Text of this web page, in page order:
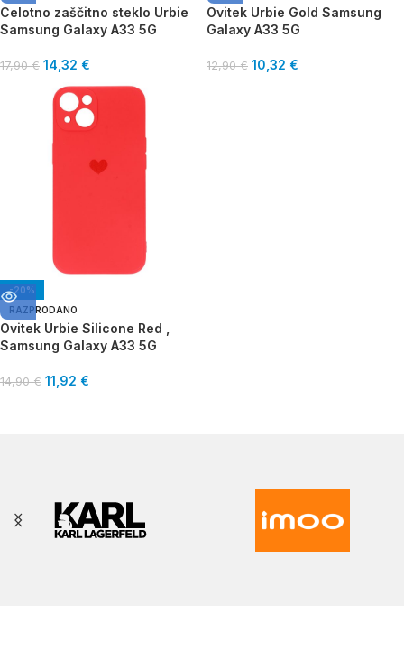
Celotno zaščitno steklo Urbie
Samsung Galaxy A33 5G
17,90€ 14,32 €
Ovitek Urbie Gold Samsung
Galaxy A33 5G
12,90€ 10,32 €
-20%
RAZPRODANO
Ovitek Urbie Silicone Red ,
Samsung Galaxy A33 5G
14,90€ 11,92 €